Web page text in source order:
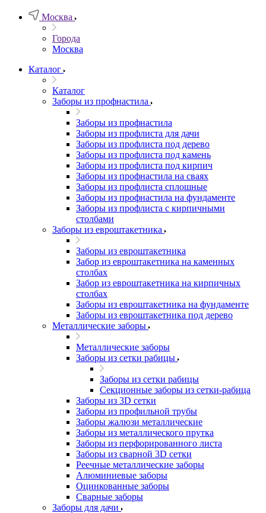
Москва
Города
Москва
Каталог
Каталог
Заборы из профнастила
Заборы из профнастила
Заборы из профлиста для дачи
Заборы из профлиста под дерево
Заборы из профлиста под камень
Заборы из профлиста под кирпич
Заборы из профнастила на сваях
Заборы из профлиста сплошные
Заборы из профнастила на фундаменте
Заборы из профлиста с кирпичными
столбами
Заборы из евроштакетника
Заборы из евроштакетника
Забор из евроштакетника на каменных
столбах
Забор из евроштакетника на кирпичных
столбах
Заборы из евроштакетника на фундаменте
Заборы из евроштакетника под дерево
Металлические заборы
Металлические заборы
Заборы из сетки рабицы
Заборы из сетки рабицы
Секционные заборы из сетки-рабица
Заборы из 3D сетки
Заборы из профильной трубы
Заборы жалюзи металлические
Заборы из металлического прутка
Заборы из перфорированного листа
Заборы из сварной 3D сетки
Реечные металлические заборы
Алюминиевые заборы
Оцинкованные заборы
Сварные заборы
Заборы для дачи